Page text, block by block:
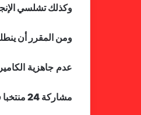
وكذلك تشلسي
ومن المقرر أن
عدم جاهزية
مشاركة 24 منتخبا في البطولة، وضع ضغوطات هائلة على الكاميرون، للاستعداد بتجهيز ملاعب وفنادق ومرافق مناسبة للحدث الكبير، وهو ما قد يكون “خارج طاقة” هذه البلاد.